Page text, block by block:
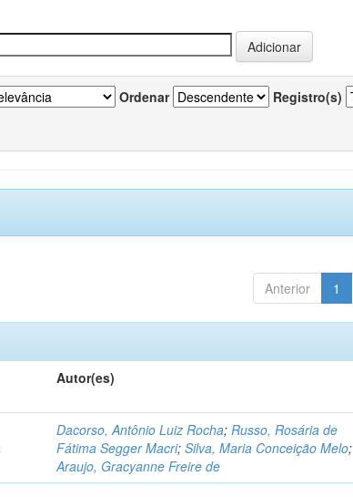
Ordenar Registro(s)
Anterior 1
Autor(es)
Dacorso, Antônio Luiz Rocha;Russo, Rosária de
Fátima Segger Macri;Silva, Maria Conceição Melo;
Araujo, Gracyanne Freire de